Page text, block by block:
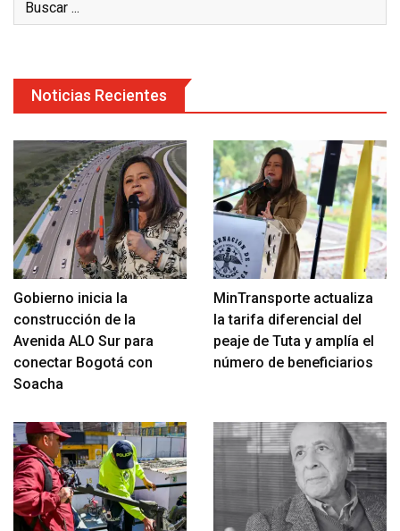
Noticias Recientes
Gobierno inicia la
construcción de la
Avenida ALO Sur para
conectar Bogotá con
Soacha
MinTransporte actualiza
la tarifa diferencial del
peaje de Tuta y amplía el
número de beneficiarios